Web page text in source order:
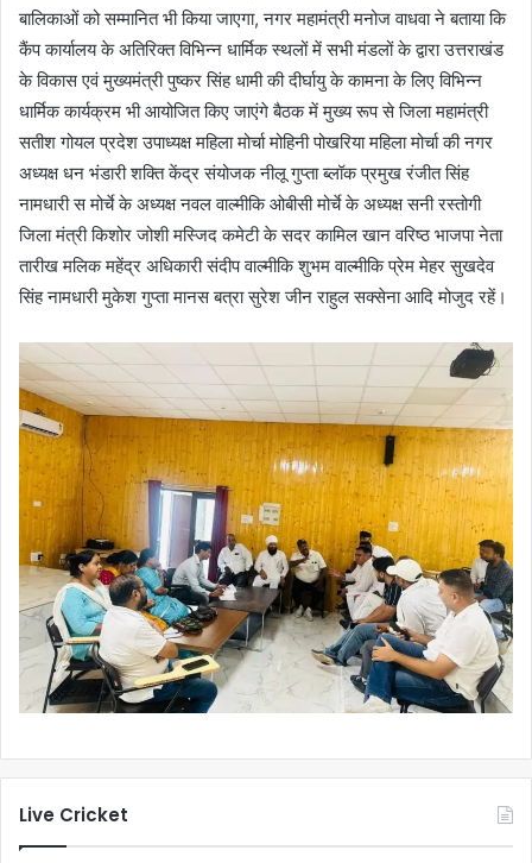
बालिकाओं को सम्मानित भी किया जाएगा, नगर महामंत्री मनोज वाधवा ने बताया कि
कैंप कार्यालय के अतिरिक्त विभिन्न धार्मिक स्थलों में सभी मंडलों के द्वारा उत्तराखंड
के विकास एवं मुख्यमंत्री पुष्कर सिंह धामी की दीर्घायु के कामना के लिए विभिन्न
धार्मिक कार्यक्रम भी आयोजित किए जाएंगे बैठक में मुख्य रूप से जिला महामंत्री
सतीश गोयल प्रदेश उपाध्यक्ष महिला मोर्चा मोहिनी पोखरिया महिला मोर्चा की नगर
अध्यक्ष धन भंडारी शक्ति केंद्र संयोजक नीलू गुप्ता ब्लॉक प्रमुख रंजीत सिंह
नामधारी स मोर्चे के अध्यक्ष नवल वाल्मीकि ओबीसी मोर्चे के अध्यक्ष सनी रस्तोगी
जिला मंत्री किशोर जोशी मस्जिद कमेटी के सदर कामिल खान वरिष्ठ भाजपा नेता
तारीख मलिक महेंद्र अधिकारी संदीप वाल्मीकि शुभम वाल्मीकि प्रेम मेहर सुखदेव
सिंह नामधारी मुकेश गुप्ता मानस बत्रा सुरेश जीन राहुल सक्सेना आदि मोजुद रहें।
Live Cricket